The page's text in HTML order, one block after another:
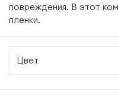
повреждения. В этот
пленки.
Цвет